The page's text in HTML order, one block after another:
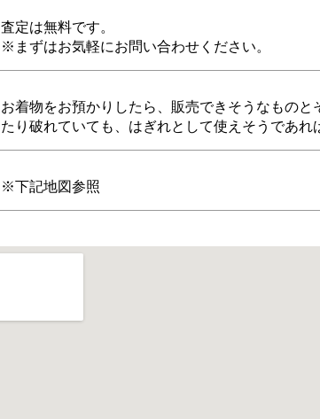
査定は無料です。
※まずはお気軽にお問い合わせください。
お着物をお預かりしたら、販売できそうなもの
たり破れていても、はぎれとして使えそうであれ
※下記地図参照